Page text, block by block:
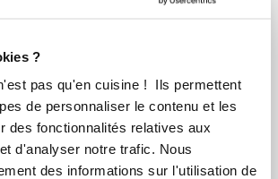
?
pas qu'en cuisine ! Ils permettent
de personnaliser le contenu et les
des fonctionnalités relatives aux
d'analyser notre trafic. Nous
des informations sur l'utilisation de